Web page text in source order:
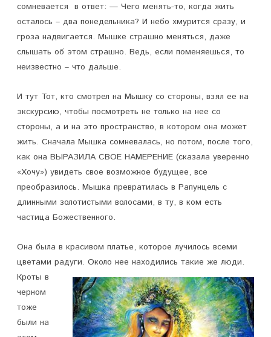
сомневается в ответ: — Чего менять-то, когда жить
осталось – два понедельника? И небо хмурится сразу, и
гроза надвигается. Мышке страшно меняться, даже
слышать об этом страшно. Ведь, если поменяешься, то
неизвестно – что дальше.
И тут Тот, кто смотрел на Мышку со стороны, взял ее на
экскурсию, чтобы посмотреть не только на нее со
стороны, а и на это пространство, в котором она может
жить. Сначала Мышка сомневалась, но потом, после того,
как она ВЫРАЗИЛА СВОЕ НАМЕРЕНИЕ (сказала уверенно
«Хочу») увидеть свое возможное будущее, все
преобразилось. Мышка превратилась в Рапунцель с
длинными золотистыми волосами, в ту, в ком есть
частица Божественного.
Она была в красивом платье, которое лучилось всеми
цветами радуги. Около нее находились такие же люди.
Кроты в
черном
тоже
были на